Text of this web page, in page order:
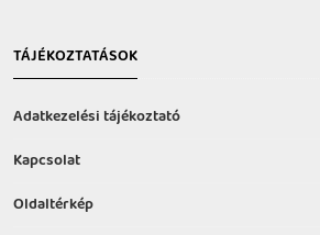
TÁJÉKOZTATÁSOK
Adatkezelési tájékoztató
Kapcsolat
Oldaltérkép